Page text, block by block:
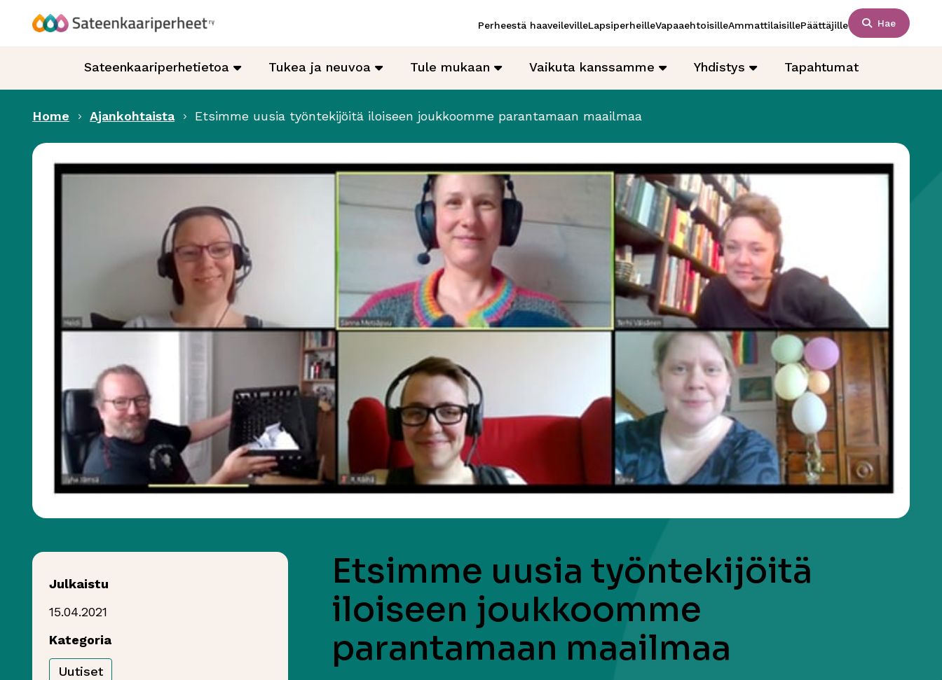
sisältöön
Perheestä haaveilevilleLapsiperheilleVapaaehtoisilleAmmattilaisillePäättäjille Hae
Sateenkaariperhetietoa Tukea ja neuvoa Tule mukaan Vaikuta kanssamme Yhdistys Tapahtumat
Home Ajankohtaista Etsimme uusia työntekijöitä iloiseen joukkoomme parantamaan maailmaa
Julkaistu
15.04.2021
Kategoria
Uutiset
Etsimme uusia työntekijöitä
iloiseen joukkoomme
parantamaan maailmaa